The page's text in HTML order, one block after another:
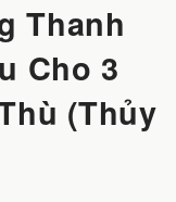
Thanh
Cho 3
(Thủy